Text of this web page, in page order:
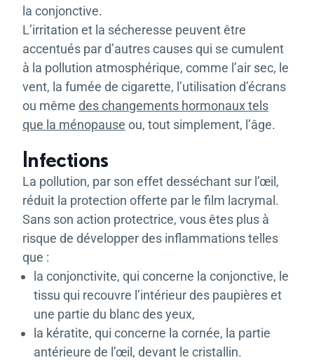
la conjonctive.
L’irritation et la sécheresse peuvent être
accentués par d’autres causes qui se cumulent
à la pollution atmosphérique, comme l’air sec, le
vent, la fumée de cigarette, l’utilisation d’écrans
ou même des changements hormonaux tels
que la ménopause ou, tout simplement, l’âge.
Infections
La pollution, par son effet desséchant sur l’œil,
réduit la protection offerte par le film lacrymal.
Sans son action protectrice, vous êtes plus à
risque de développer des inflammations telles
que :
la conjonctivite, qui concerne la conjonctive, le
tissu qui recouvre l’intérieur des paupières et
une partie du blanc des yeux,
la kératite, qui concerne la cornée, la partie
antérieure de l’œil, devant le cristallin.